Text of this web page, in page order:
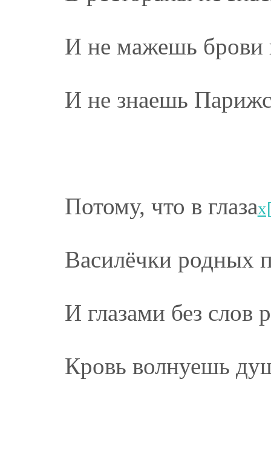
И не мажешь брови
И не знаешь
Потому, что в глаза
Василёчки родных
И глазами без слов
Кровь волнуешь